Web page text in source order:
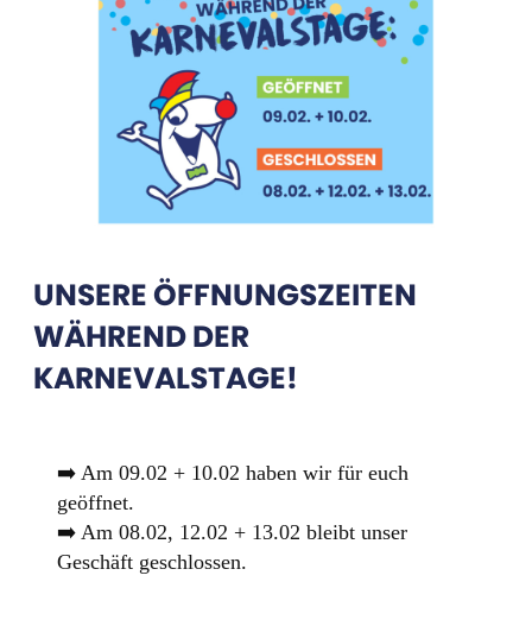
UNSERE ÖFFNUNGSZEITEN
WÄHREND DER
KARNEVALSTAGE!
➡️ Am 09.02 + 10.02 haben wir für euch
geöffnet.
➡️ Am 08.02, 12.02 + 13.02 bleibt unser
Geschäft geschlossen.